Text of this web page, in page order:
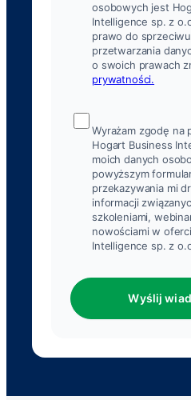
osobowych jest
Intelligence sp. z
prawo do
przetwarzania
o swoich prawach
prywatności.
Wyrażam zgodę na
Hogart Business
moich danych
powyższym
przekazywania mi
informacji
szkoleniami,
nowościami w
Intelligence sp. z
Wyślij